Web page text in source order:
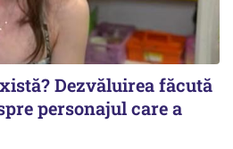
Dezvăluirea făcută
personajul care a